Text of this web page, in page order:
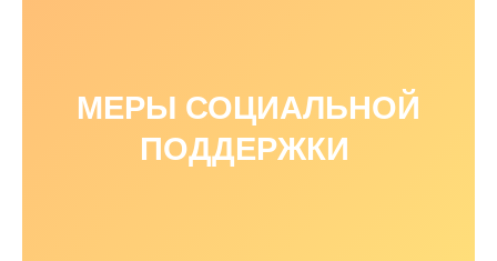
МЕРЫ СОЦИАЛЬНОЙ
ПОДДЕРЖКИ